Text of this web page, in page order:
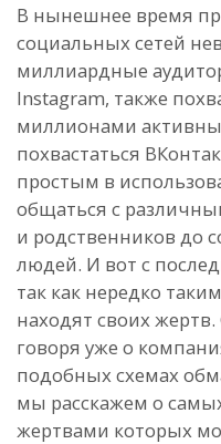
В нынешнее время
социальных сетей
миллиардные
Instagram, также
миллионами
похвастаться
простым в
общаться с
и родственников до
людей. И вот с
так как нередко
находят своих
говоря уже о
подобных схемах
мы расскажем о
жертвами которых